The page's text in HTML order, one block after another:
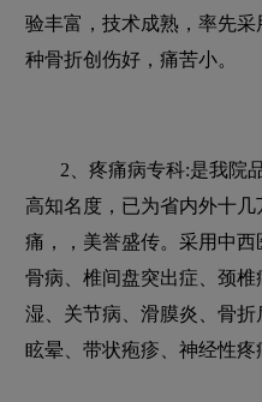
验丰富，技术成熟，率先
种骨折创伤好，痛苦小。
2、疼痛病专科:是我院
高知名度，已为省内外十
痛，，美誉盛传。采用中
骨病、椎间盘突出症、颈
湿、关节病、滑膜炎、骨折
眩晕、带状疱疹、神经性疼